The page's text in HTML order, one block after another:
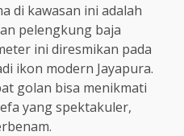
di kawasan ini adalah
pelengkung baja
ini diresmikan pada
ikon modern Jayapura.
golan bisa menikmati
yang spektakuler,